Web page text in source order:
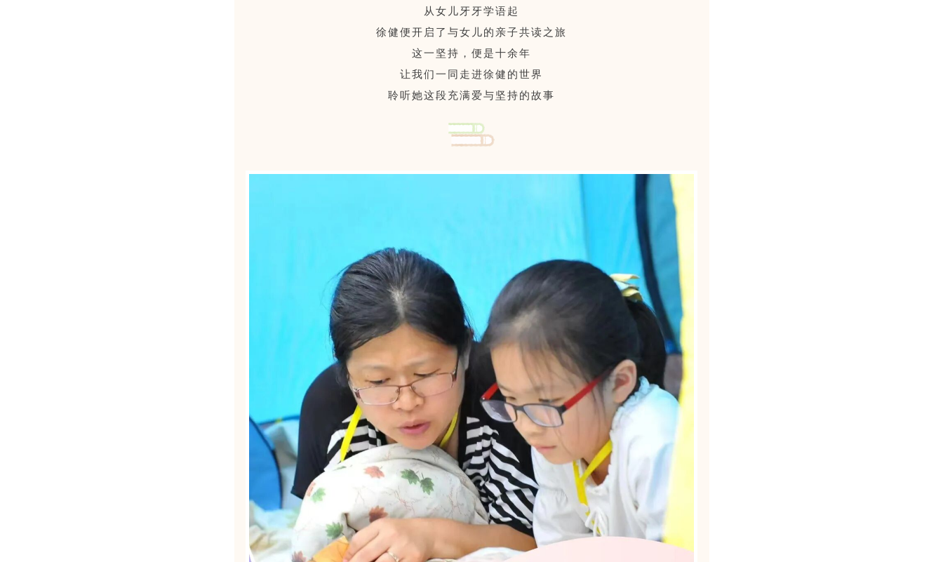
从女儿牙牙学语起
徐健便开启了与女儿的亲子共读之旅
这一坚持，便是十余年
让我们一同走进徐健的世界
聆听她这段充满爱与坚持的故事